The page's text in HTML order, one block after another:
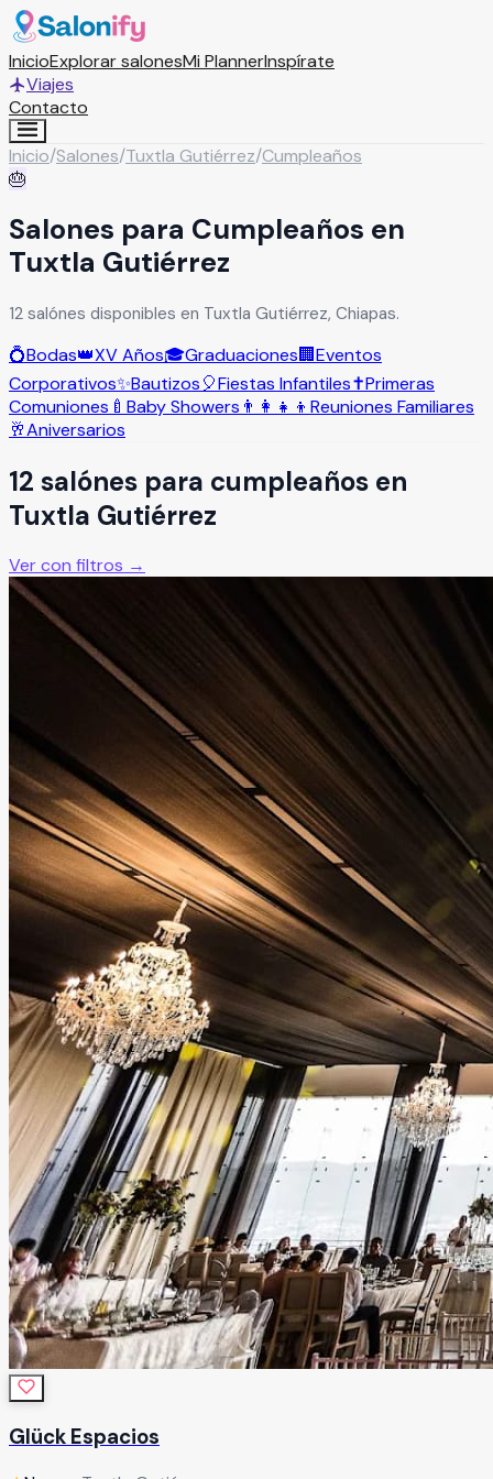
InicioExplorar salonesMi PlannerInspírate
Viajes
Contacto
Inicio/Salones/Tuxtla Gutiérrez/Cumpleaños
🎂
Salones para Cumpleaños en
Tuxtla Gutiérrez
12 salónes disponibles en Tuxtla Gutiérrez, Chiapas.
💍Bodas👑XV Años🎓Graduaciones🏢Eventos
Corporativos✨Bautizos🎈Fiestas Infantiles✝️Primeras
Comuniones 🍼 Baby Showers 👨‍👩‍👧‍👦 Reuniones Familiares
🥂Aniversarios
12 salónes para cumpleaños en
Tuxtla Gutiérrez
Ver con filtros →
Glück Espacios